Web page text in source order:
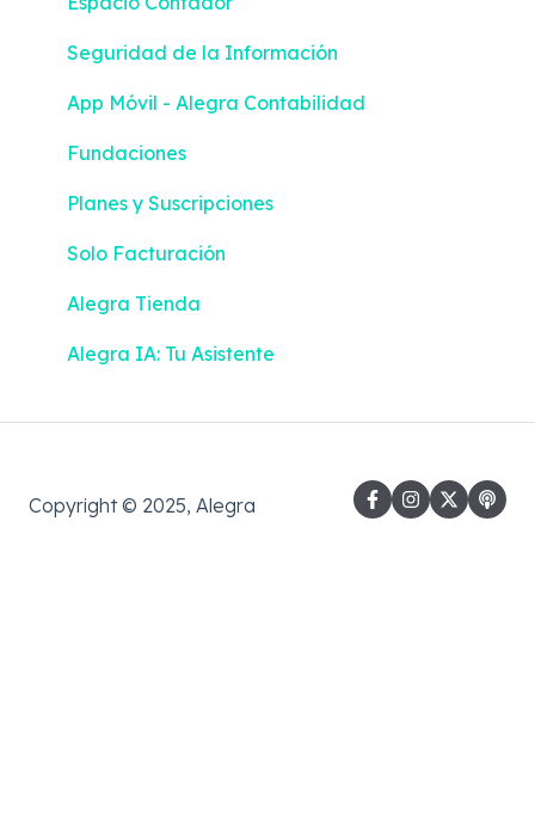
Seguridad de la Información
App Móvil - Alegra Contabilidad
Fundaciones
Planes y Suscripciones
Solo Facturación
Alegra Tienda
Alegra IA: Tu Asistente
Copyright © 2025, Alegra